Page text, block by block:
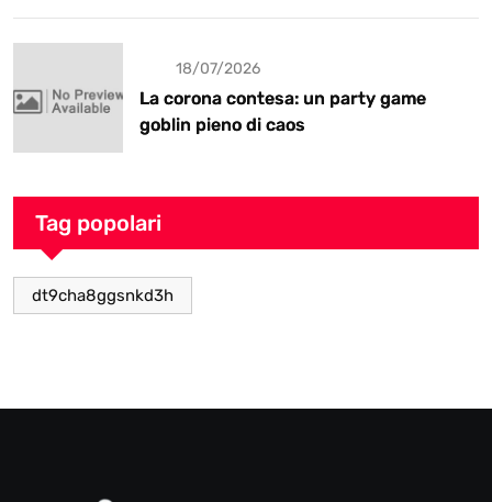
18/07/2026
La corona contesa: un party game
goblin pieno di caos
Tag popolari
dt9cha8ggsnkd3h